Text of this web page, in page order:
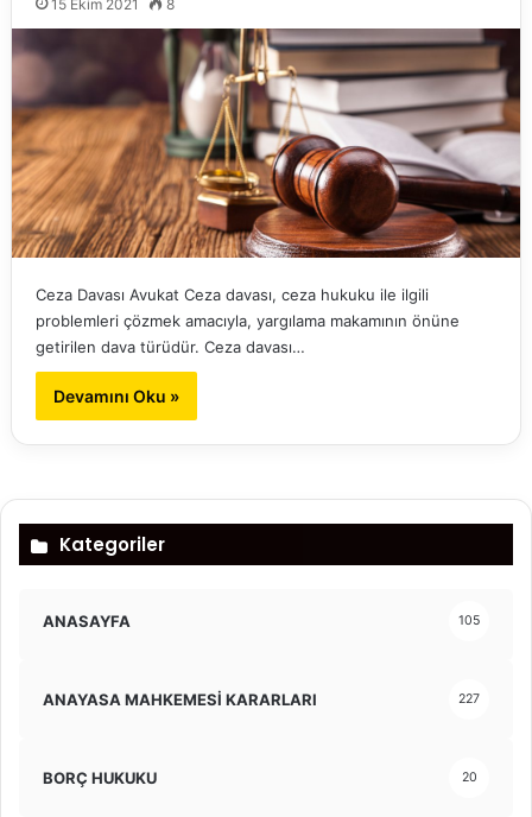
15 Ekim 2021 8
Ceza Davası Avukat Ceza davası, ceza hukuku ile ilgili
problemleri çözmek amacıyla, yargılama makamının önüne
getirilen dava türüdür. Ceza davası…
Devamını Oku »
Kategoriler
ANASAYFA 105
ANAYASA MAHKEMESİ KARARLARI 227
BORÇ HUKUKU 20